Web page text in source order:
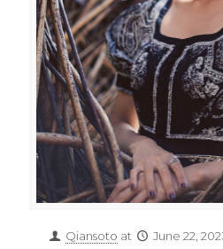
Qiansoto at June 22,